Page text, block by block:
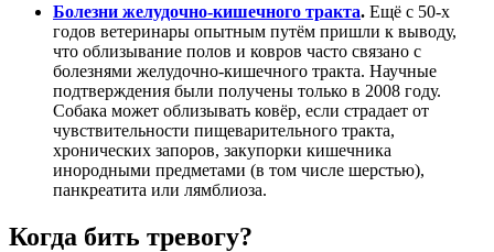
Болезни желудочно-кишечного тракта. Ещё с 50-х
годов ветеринары опытным путём пришли к выводу,
что облизывание полов и ковров часто связано с
болезнями желудочно-кишечного тракта. Научные
подтверждения были получены только в 2008 году.
Собака может облизывать ковёр, если страдает от
чувствительности пищеварительного тракта,
хронических запоров, закупорки кишечника
инородными предметами (в том числе шерстью),
панкреатита или лямблиоза.
Когда бить тревогу?